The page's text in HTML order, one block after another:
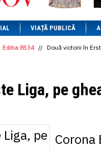
1 BGN= 2.5449
1 CAD= 3.1559
1 CHF= 5.2813
1 CNY = 0.6015
= 1.2223
1 INR= 0.0513
1 NOK= 0.4191
VIAȚĂ PUBLICĂ
Editia 8534 // Două victorii în
Liga, pe
Corona